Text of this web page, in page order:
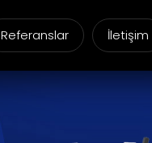
Referanslar İletişim